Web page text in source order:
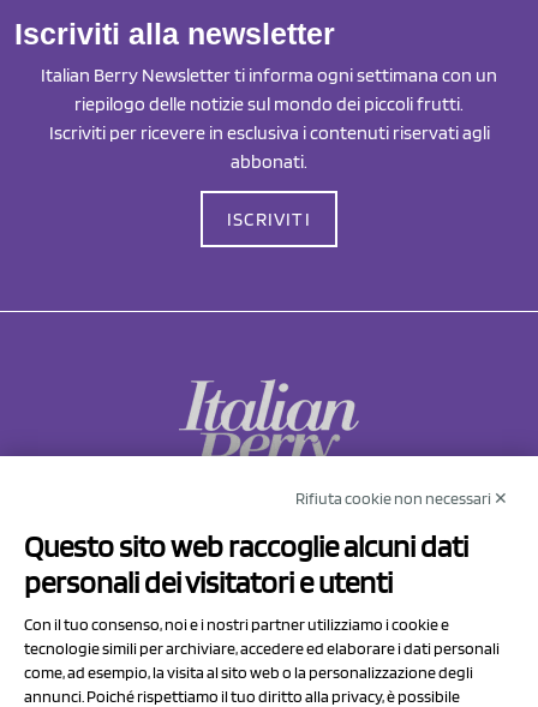
Iscriviti alla newsletter
Italian Berry Newsletter ti informa ogni settimana con un
riepilogo delle notizie sul mondo dei piccoli frutti.
Iscriviti per ricevere in esclusiva i contenuti riservati agli
abbonati.
ISCRIVITI
Via Prov.le Sassuolo Vignola 315/1
41057 Spilamberto (MO)
P.I/C.F. 01041460369
Rifiuta cookie non necessari ✕
Questo sito web raccoglie alcuni dati
personali dei visitatori e utenti
Con il tuo consenso, noi e i nostri partner utilizziamo i cookie e
tecnologie simili per archiviare, accedere ed elaborare i dati personali
come, ad esempio, la visita al sito web o la personalizzazione degli
annunci. Poiché rispettiamo il tuo diritto alla privacy, è possibile